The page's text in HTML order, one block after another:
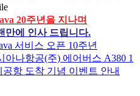
20주년을 지나며
만에 인사 드립니다.
서비스 오픈 10주년
아나항공(주) 에어버스 A380 1
항 도착 기념 이벤트 안내